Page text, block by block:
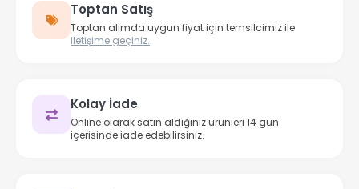
Toptan Satış
Toptan alımda uygun fiyat için temsilcimiz ile
iletişime geçiniz.
Kolay İade
Online olarak satın aldığınız ürünleri 14 gün
içerisinde iade edebilirsiniz.